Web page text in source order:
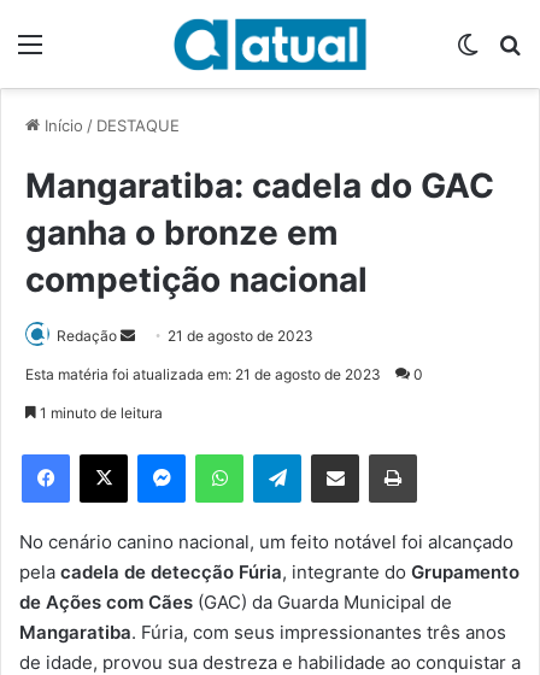
Início / DESTAQUE
Mangaratiba: cadela do GAC
ganha o bronze em
competição nacional
Redação
d
e
m
e
-
m
a
21 de agosto de 2023
Esta matéria foi atualizada em: 21 de agosto de 2023 0
1 minuto de leitura
Telegram
No cenário canino nacional, um feito notável foi alcançado
pela cadela de detecção Fúria, integrante do Grupamento
de Ações com Cães (GAC) da Guarda Municipal de
Mangaratiba. Fúria, com seus impressionantes três anos
de idade, provou sua destreza e habilidade ao conquistar a